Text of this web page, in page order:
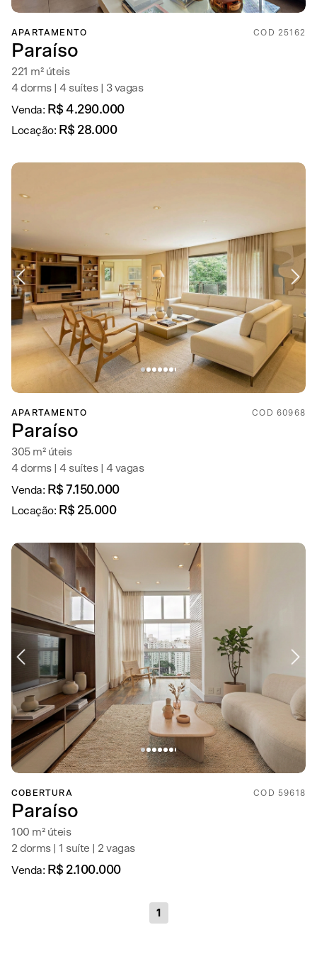
APARTAMENTO COD 25162
Paraíso
221 m² úteis
4 dorms | 4 suítes | 3 vagas
Venda: R$ 4.290.000
Locação: R$ 28.000
APARTAMENTO COD 60968
Paraíso
305 m² úteis
4 dorms | 4 suítes | 4 vagas
Venda: R$ 7.150.000
Locação: R$ 25.000
COBERTURA COD 59618
Paraíso
100 m² úteis
2 dorms | 1 suíte | 2 vagas
Venda: R$ 2.100.000
1